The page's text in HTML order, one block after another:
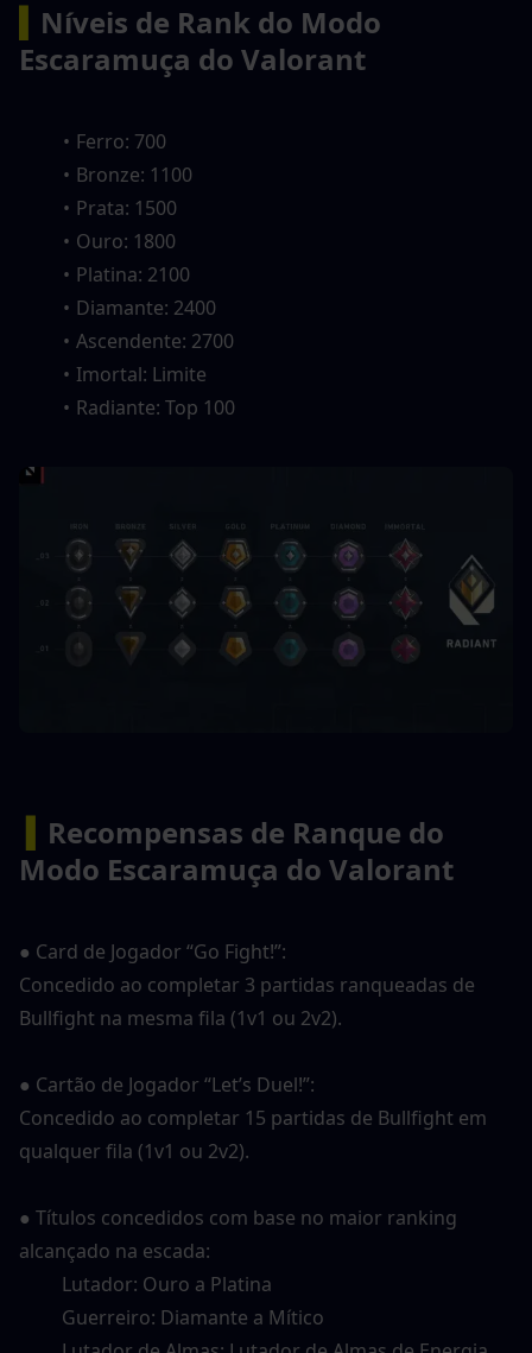
Níveis de Rank do Modo
Escaramuça do Valorant
Ferro: 700
Bronze: 1100
Prata: 1500
Ouro: 1800
Platina: 2100
Diamante: 2400
Ascendente: 2700
Imortal: Limite
Radiante: Top 100
Recompensas de Ranque do
Modo Escaramuça do Valorant
● Card de Jogador “Go Fight!”:
Concedido ao completar 3 partidas ranqueadas de
Bullfight na mesma fila (1v1 ou 2v2).
● Cartão de Jogador “Let’s Duel!”:
Concedido ao completar 15 partidas de Bullfight em
qualquer fila (1v1 ou 2v2).
● Títulos concedidos com base no maior ranking
alcançado na escada:
Lutador: Ouro a Platina
Guerreiro: Diamante a Mítico